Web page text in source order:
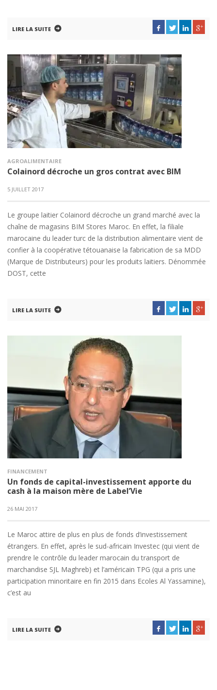
LIRE LA SUITE
AGROALIMENTAIRE
Colainord décroche un gros contrat avec BIM
5 JUILLET 2017
Le groupe laitier Colainord décroche un grand marché avec la
chaîne de magasins BIM Stores Maroc. En effet, la filiale
marocaine du leader turc de la distribution alimentaire vient de
confier à la coopérative tétouanaise la fabrication de sa MDD
(Marque de Distributeurs) pour les produits laitiers. Dénommée
DOST, cette
LIRE LA SUITE
FINANCEMENT
Un fonds de capital-investissement apporte du
cash à la maison mère de Label’Vie
26 MAI 2017
Le Maroc attire de plus en plus de fonds d’investissement
étrangers. En effet, après le sud-africain Investec (qui vient de
prendre le contrôle du leader marocain du transport de
marchandise SJL Maghreb) et l’américain TPG (qui a pris une
participation minoritaire en fin 2015 dans Ecoles Al Yassamine),
c’est au
LIRE LA SUITE